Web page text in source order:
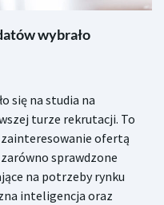
wybrało
się na studia na
turze rekrutacji. To
ofertą
sprawdzone
na potrzeby rynku
inteligencja oraz